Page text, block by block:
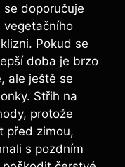
doporučuje
vegetačního
Pokud se
doba je brzo
ale ještě se
Střih na
protože
před zimou,
s pozdním